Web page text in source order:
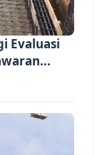
Evaluasi